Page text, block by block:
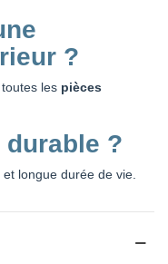
?
les pièces
durable ?
longue durée de vie.